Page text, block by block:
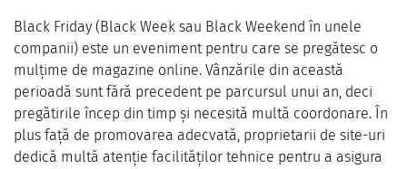
Black Friday (Black Week sau Black Weekend în unele
companii) este un eveniment pentru care se pregătesc o
mulțime de magazine online. Vânzările din această
perioadă sunt fără precedent pe parcursul unui an, deci
pregătirile încep din timp și necesită multă coordonare. În
plus față de promovarea adecvată, proprietarii de site-uri
dedică multă atenție facilităților tehnice pentru a asigura